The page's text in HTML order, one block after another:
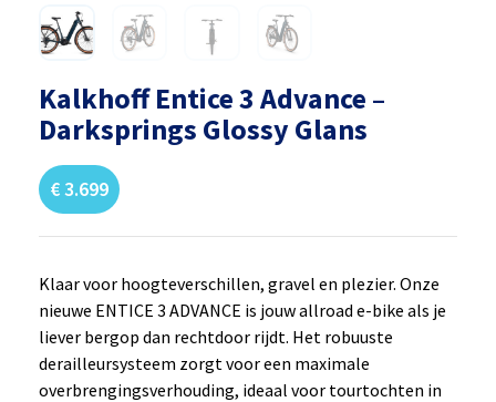
Kalkhoff Entice 3 Advance –
Darksprings Glossy Glans
€3.699
Klaar voor hoogteverschillen, gravel en plezier. Onze
nieuwe ENTICE 3 ADVANCE is jouw allroad e-bike als je
liever bergop dan rechtdoor rijdt. Het robuuste
derailleursysteem zorgt voor een maximale
overbrengingsverhouding, ideaal voor tourtochten in